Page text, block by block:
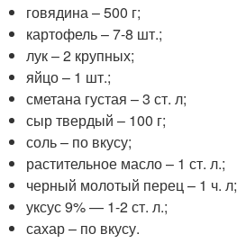
говядина – 500 г;
картофель – 7-8 шт.;
лук – 2 крупных;
яйцо – 1 шт.;
сметана густая – 3 ст. л;
сыр твердый – 100 г;
соль – по вкусу;
растительное масло – 1 ст. л.;
черный молотый перец – 1 ч. л;
уксус 9% — 1-2 ст. л.;
сахар – по вкусу.